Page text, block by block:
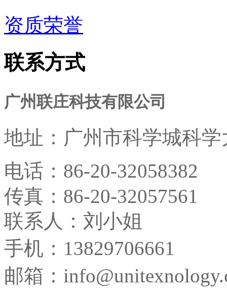
资质荣誉
联系方式
广州联庄科技有限公司
地址： 广州市科学城科
电话： 86-20-32058382
传真： 86-20-32057561
联系人：刘小姐
手机：13829706661
邮箱：